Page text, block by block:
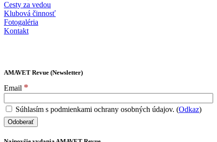
Cesty za vedou
Klubová činnosť
Fotogaléria
Kontakt
AMAVET Revue (Newsletter)
Email *
Súhlasím s podmienkami ochrany osobných údajov. (Odkaz)